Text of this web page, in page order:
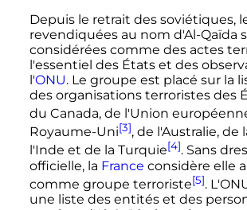
Depuis le retrait des soviétiques,
revendiquées au nom d'Al-Qaïda
considérées comme des actes
l'essentiel des États et des
l'ONU. Le groupe est placé sur la
des organisations terroristes des
du Canada, de l'Union
Royaume-Uni[3], de l'Australie, de
l'Inde et de la Turquie[4]. Sans
officielle, la France considère elle
comme groupe terroriste[5].
une liste des entités et des